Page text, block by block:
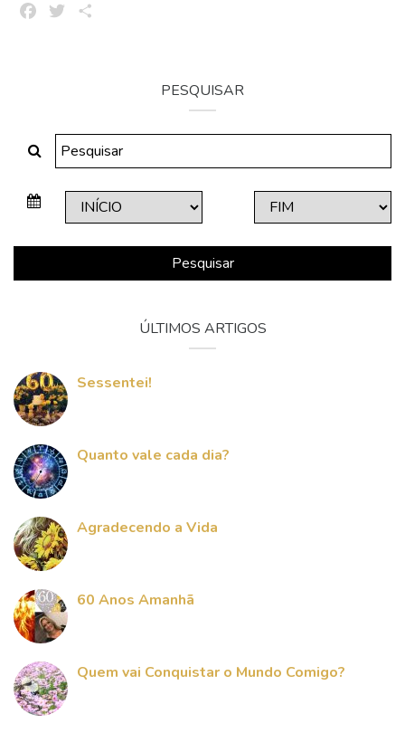
FacebookTwitter
PESQUISAR
Pesquisar
ÚLTIMOS ARTIGOS
Sessentei!
Quanto vale cada dia?
Agradecendo a Vida
60 Anos Amanhã
Quem vai Conquistar o Mundo Comigo?